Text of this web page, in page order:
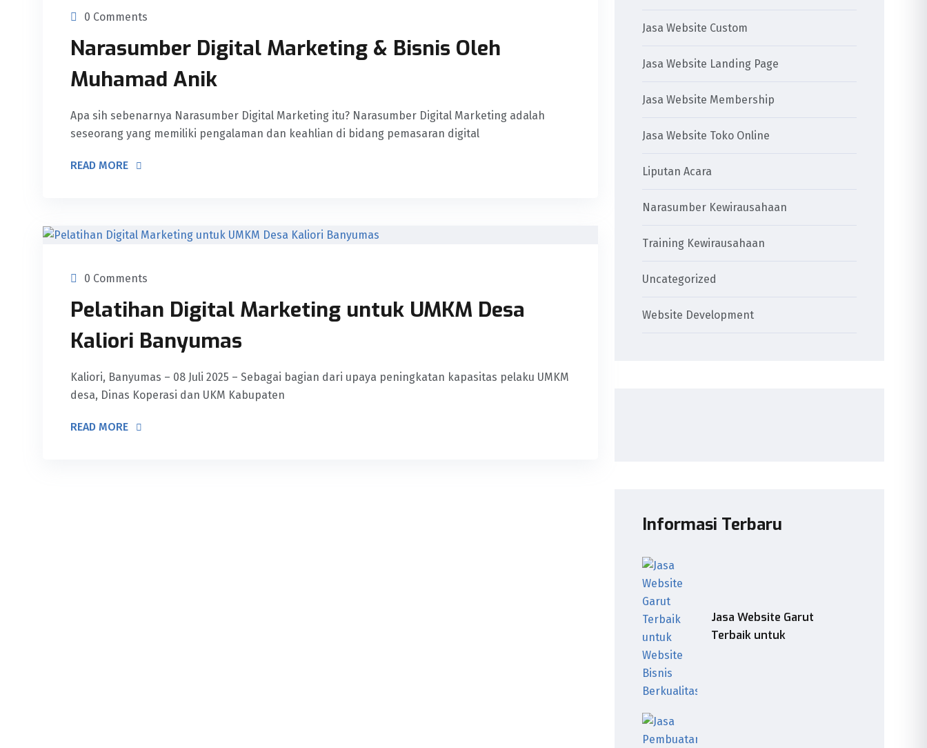
0 Comments
Narasumber Digital Marketing & Bisnis Oleh
Muhamad Anik
Apa sih sebenarnya Narasumber Digital Marketing itu? Narasumber Digital Marketing adalah
seseorang yang memiliki pengalaman dan keahlian di bidang pemasaran digital
READ MORE
0 Comments
Pelatihan Digital Marketing untuk UMKM Desa
Kaliori Banyumas
Kaliori, Banyumas – 08 Juli 2025 – Sebagai bagian dari upaya peningkatan kapasitas pelaku UMKM
desa, Dinas Koperasi dan UKM Kabupaten
READ MORE
Jasa Website Custom
Jasa Website Landing Page
Jasa Website Membership
Jasa Website Toko Online
Liputan Acara
Narasumber Kewirausahaan
Training Kewirausahaan
Uncategorized
Website Development
Informasi Terbaru
Jasa Website Garut
Terbaik untuk